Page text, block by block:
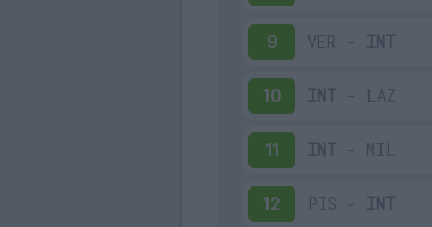
9 VER - INT
10 INT - LAZ
11 INT - MIL
12 PIS - INT